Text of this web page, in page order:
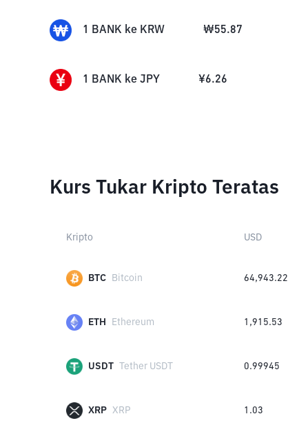
1 BANK ke KRW ₩55.87
1 BANK ke JPY ¥6.26
Kurs Tukar Kripto Teratas
Kripto USD
BTC Bitcoin 64,943.22
ETH Ethereum 1,915.53
USDT Tether USDT 0.99945
XRP XRP 1.03